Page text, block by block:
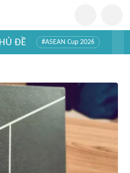
ĐỀ #ASEAN Cup 2026